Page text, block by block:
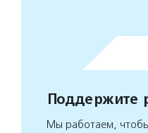
Поддержите
Мы работаем, чтобы